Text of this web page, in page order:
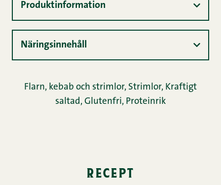
Produktinformation
Näringsinnehåll
Flarn, kebab och strimlor, Strimlor, Kraftigt
saltad, Glutenfri, Proteinrik
recept